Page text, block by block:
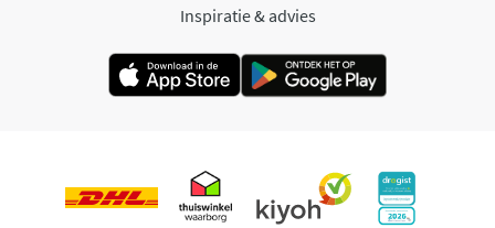
Inspiratie & advies